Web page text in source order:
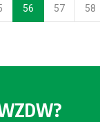
56 57 58